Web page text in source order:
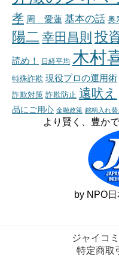
孝 周 愛蓮 基本の話 奥
陽二 幸田昌則 投
読め！ 日経平均 木村
特殊詐欺 現役プロの運用術
詐欺対策 詐欺防止 遠吠え
品にご用心 金融政策 銘柄入れ替
より賢く、豊か
by NPO
ジャイコ
特定商取